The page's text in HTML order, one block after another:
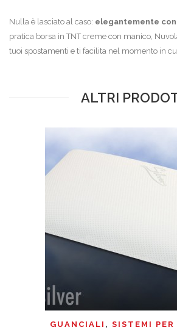
Nulla è lasciato al caso: elegantemente
pratica borsa in TNT creme con manico,
tuoi spostamenti e ti facilita nel momento in
ALTRI
GUANCIALI , SISTEMI PER